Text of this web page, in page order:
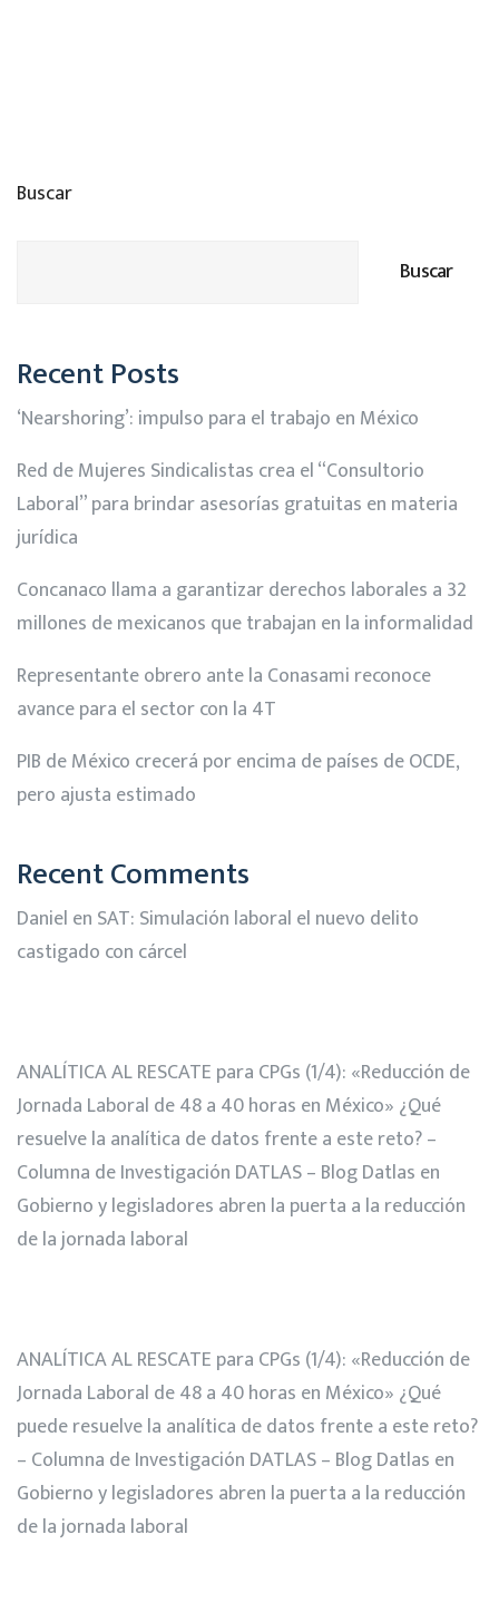
Buscar
Buscar
Recent Posts
‘Nearshoring’: impulso para el trabajo en México
Red de Mujeres Sindicalistas crea el “Consultorio
Laboral” para brindar asesorías gratuitas en materia
jurídica
Concanaco llama a garantizar derechos laborales a 32
millones de mexicanos que trabajan en la informalidad
Representante obrero ante la Conasami reconoce
avance para el sector con la 4T
PIB de México crecerá por encima de países de OCDE,
pero ajusta estimado
Recent Comments
Daniel en SAT: Simulación laboral el nuevo delito
castigado con cárcel
ANALÍTICA AL RESCATE para CPGs (1/4): «Reducción de
Jornada Laboral de 48 a 40 horas en México» ¿Qué
resuelve la analítica de datos frente a este reto? –
Columna de Investigación DATLAS – Blog Datlas en
Gobierno y legisladores abren la puerta a la reducción
de la jornada laboral
ANALÍTICA AL RESCATE para CPGs (1/4): «Reducción de
Jornada Laboral de 48 a 40 horas en México» ¿Qué
puede resuelve la analítica de datos frente a este reto?
– Columna de Investigación DATLAS – Blog Datlas en
Gobierno y legisladores abren la puerta a la reducción
de la jornada laboral